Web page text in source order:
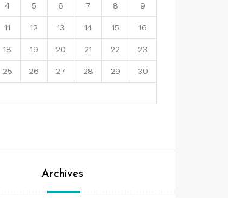
4 5 6 7 8 9
11 12 13 14 15 16
18 19 20 21 22 23
25 26 27 28 29 30
Archives